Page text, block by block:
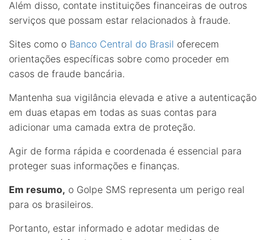
Além disso, contate instituições financeiras de outros
serviços que possam estar relacionados à fraude.
Sites como o Banco Central do Brasil oferecem
orientações específicas sobre como proceder em
casos de fraude bancária.
Mantenha sua vigilância elevada e ative a autenticação
em duas etapas em todas as suas contas para
adicionar uma camada extra de proteção.
Agir de forma rápida e coordenada é essencial para
proteger suas informações e finanças.
Em resumo, o Golpe SMS representa um perigo real
para os brasileiros.
Portanto, estar informado e adotar medidas de